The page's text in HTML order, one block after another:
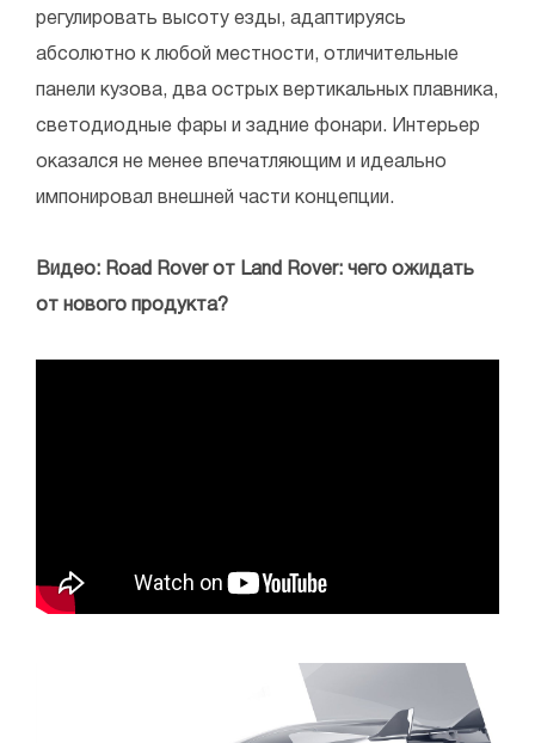
регулировать высоту езды, адаптируясь
абсолютно к любой местности, отличительные
панели кузова, два острых вертикальных плавника,
светодиодные фары и задние фонари. Интерьер
оказался не менее впечатляющим и идеально
импонировал внешней части концепции.
Видео: Road Rover от Land Rover: чего ожидать
от нового продукта?